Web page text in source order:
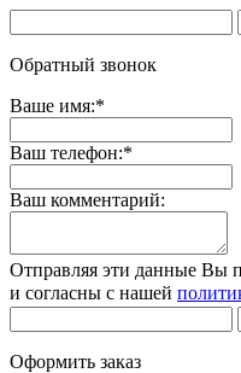
Обратный звонок
Ваше имя:*
Ваш телефон:*
Ваш комментарий:
Отправляя эти данные Вы
и согласны с нашей
Оформить заказ